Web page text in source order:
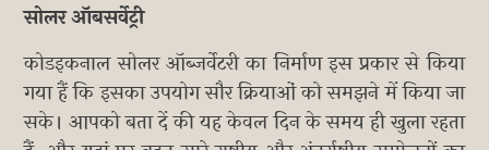
सोलर ऑबसर्वेट्री
कोडइकनाल सोलर ऑब्जर्वेटरी का निर्माण इस प्रकार से किया
गया हैं कि इसका उपयोग सौर क्रियाओं को समझने में किया जा
सके। आपको बता दें की यह केवल दिन के समय ही खुला रहता